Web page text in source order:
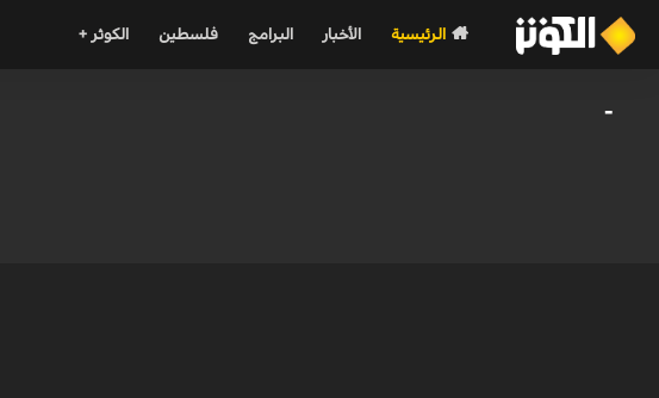
الرئيسية الأخبار البرامج فلسطين الكوثر +
-